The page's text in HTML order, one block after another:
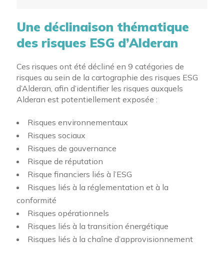
Une déclinaison thématique
des risques ESG d’Alderan
Ces risques ont été décliné en 9 catégories de
risques au sein de la cartographie des risques ESG
d’Alderan, afin d’identifier les risques auxquels
Alderan est potentiellement exposée :
Risques environnementaux
Risques sociaux
Risques de gouvernance
Risque de réputation
Risque financiers liés à l’ESG
Risques liés à la réglementation et à la
conformité
Risques opérationnels
Risques liés à la transition énergétique
Risques liés à la chaîne d’approvisionnement